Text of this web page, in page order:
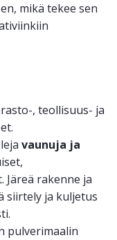
, mikä tekee sen
, teollisuus- ja
vaunuja ja
rakenne ja
siirtely ja kuljetus
pulverimaalin